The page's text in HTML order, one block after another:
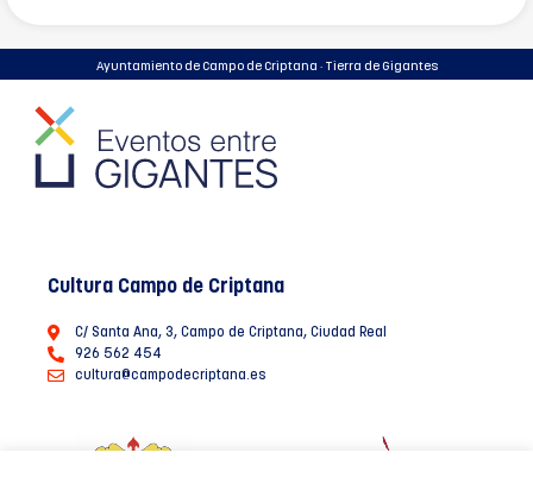
Ayuntamiento de Campo de Criptana · Tierra de Gigantes
Cultura Campo de Criptana
C/ Santa Ana, 3, Campo de Criptana, Ciudad Real
926 562 454
cultura@campodecriptana.es